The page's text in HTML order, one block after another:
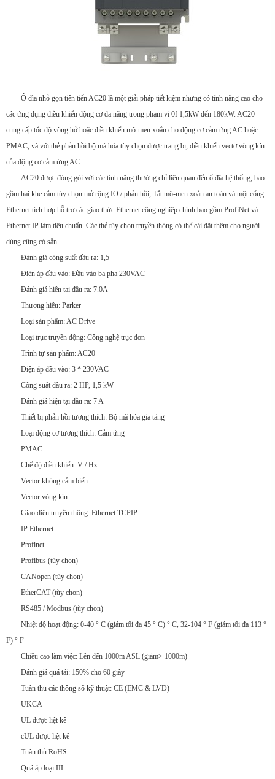
Ổ đĩa nhỏ gọn tiên tiến AC20 là một giải pháp tiết kiệm nhưng có tính năng cao cho
các ứng dụng điều khiển động cơ đa năng trong phạm vi 0f 1,5kW đến 180kW. AC20
cung cấp tốc độ vòng hở hoặc điều khiển mô-men xoắn cho động cơ cảm ứng AC hoặc
PMAC, và với thẻ phản hồi bộ mã hóa tùy chọn được trang bị, điều khiển vectơ vòng kín
của động cơ cảm ứng AC.
AC20 được đóng gói với các tính năng thường chỉ liên quan đến ổ đĩa hệ thống, bao
gồm hai khe cắm tùy chọn mở rộng IO / phản hồi, Tắt mô-men xoắn an toàn và một cổng
Ethernet tích hợp hỗ trợ các giao thức Ethernet công nghiệp chính bao gồm ProfiNet và
Ethernet IP làm tiêu chuẩn. Các thẻ tùy chọn truyền thông có thể cài đặt thêm cho người
dùng cũng có sẵn.
Đánh giá công suất đầu ra: 1,5
Điện áp đầu vào: Đầu vào ba pha 230VAC
Đánh giá hiện tại đầu ra: 7.0A
Thương hiệu: Parker
Loại sản phẩm: AC Drive
Loại trục truyền động: Công nghệ trục đơn
Trình tự sản phẩm: AC20
Điện áp đầu vào: 3 * 230VAC
Công suất đầu ra: 2 HP, 1,5 kW
Đánh giá hiện tại đầu ra: 7 A
Thiết bị phản hồi tương thích: Bộ mã hóa gia tăng
Loại động cơ tương thích: Cảm ứng
PMAC
Chế độ điều khiển: V / Hz
Vector không cảm biến
Vector vòng kín
Giao diện truyền thông: Ethernet TCPIP
IP Ethernet
Profinet
Profibus (tùy chọn)
CANopen (tùy chọn)
EtherCAT (tùy chọn)
RS485 / Modbus (tùy chọn)
Nhiệt độ hoạt động: 0-40 ° C (giảm tối đa 45 ° C) ° C, 32-104 ° F (giảm tối đa 113 °
F) ° F
Chiều cao làm việc: Lên đến 1000m ASL (giảm> 1000m)
Đánh giá quá tải: 150% cho 60 giây
Tuân thủ các thông số kỹ thuật: CE (EMC & LVD)
UKCA
UL được liệt kê
cUL được liệt kê
Tuân thủ RoHS
Quá áp loại III